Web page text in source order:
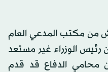
من مكتب المدعي العام
رئيس الوزراء غير مستعد
محامي الدفاع قد قدم